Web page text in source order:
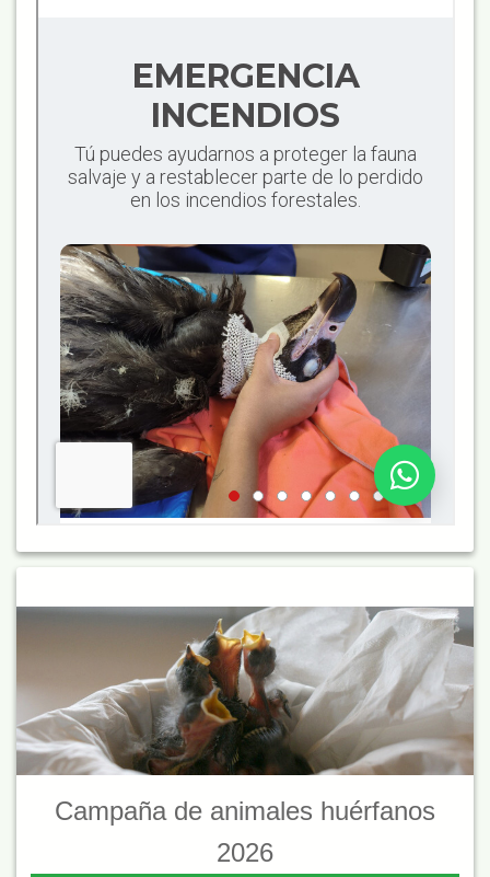
Campaña de animales huérfanos
2026